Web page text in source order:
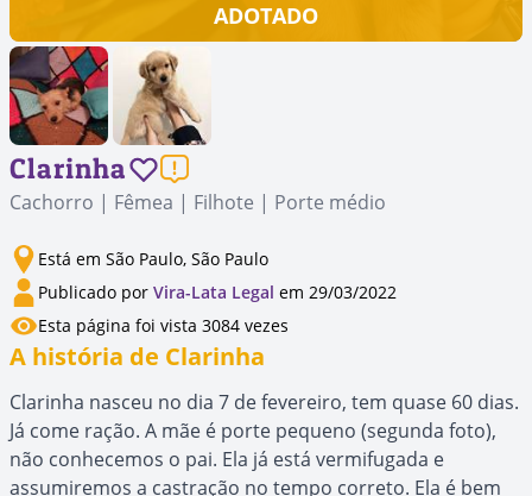
ADOTADO
Clarinha
Cachorro | Fêmea | Filhote | Porte médio
Está em São Paulo, São Paulo
Publicado por Vira-Lata Legal em 29/03/2022
Esta página foi vista 3084 vezes
A história de Clarinha
Clarinha nasceu no dia 7 de fevereiro, tem quase 60 dias.
Já come ração. A mãe é porte pequeno (segunda foto),
não conhecemos o pai. Ela já está vermifugada e
assumiremos a castração no tempo correto. Ela é bem